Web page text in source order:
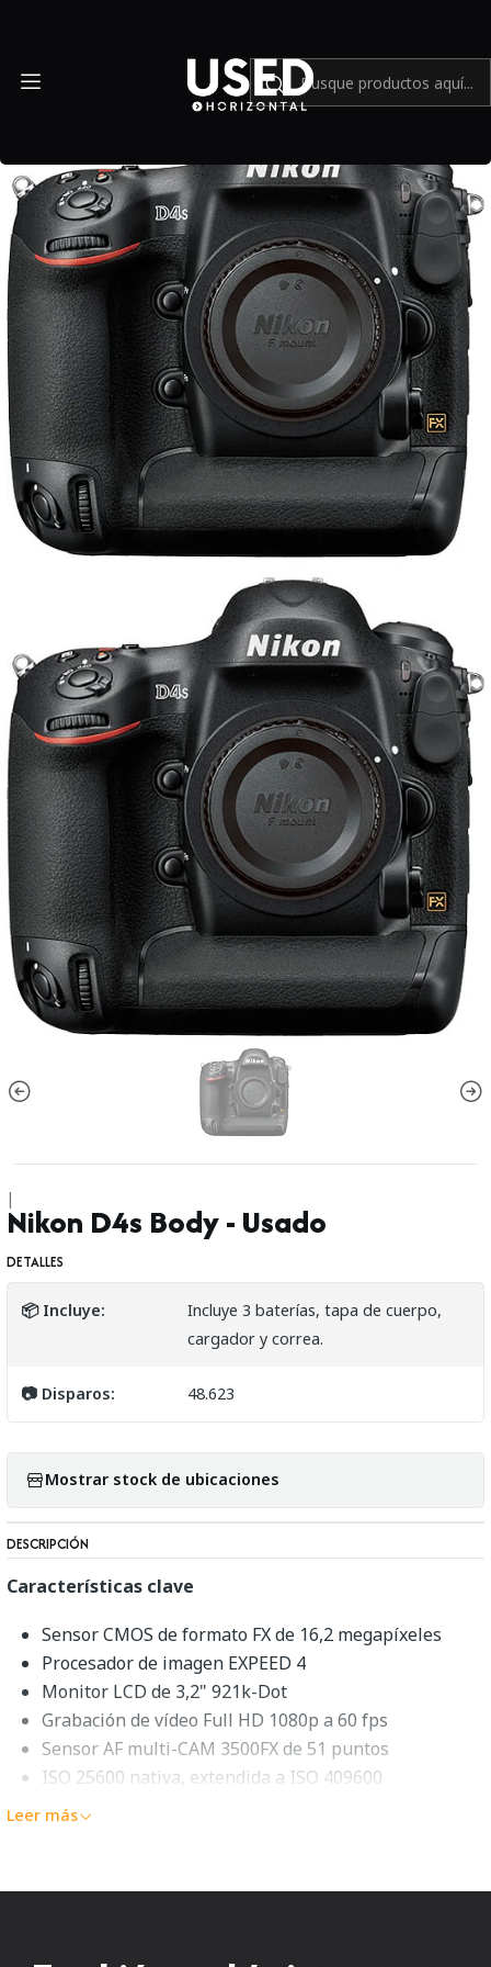
|
Nikon D4s Body - Usado
DETALLES
📦 Incluye:
Incluye 3 baterías, tapa de cuerpo,
cargador y correa.
📷 Disparos: 48.623
Mostrar stock de ubicaciones
DESCRIPCIÓN
Características clave
Sensor CMOS de formato FX de 16,2 megapíxeles
Procesador de imagen EXPEED 4
Monitor LCD de 3,2" 921k-Dot
Grabación de vídeo Full HD 1080p a 60 fps
Sensor AF multi-CAM 3500FX de 51 puntos
ISO 25600 nativa, extendida a ISO 409600
Disparo de 11 fps para 200 disparos con AE/AF
Leer más